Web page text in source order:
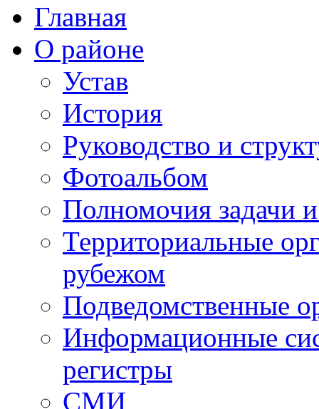
Главная
О районе
Устав
История
Руководство и
Фотоальбом
Полномочия задачи
Территориальные
рубежом
Подведомственные
Информационные
регистры
СМИ